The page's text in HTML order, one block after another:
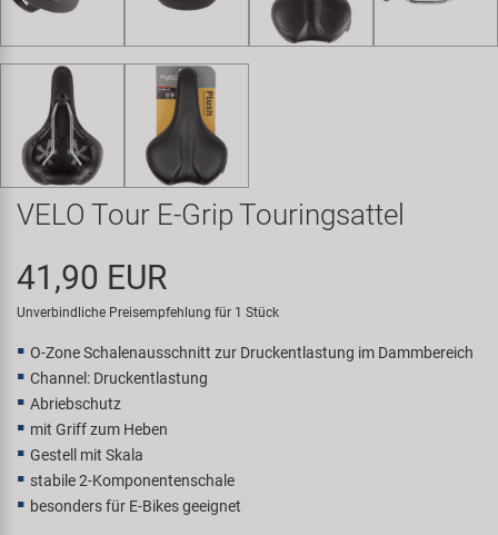
Samox
Smart
SRAM/RockShox
Super B
Velo
Markenübersicht
VELO Tour E-Grip Touringsattel
41,90 EUR
Unverbindliche Preisempfehlung für 1 Stück
O-Zone Schalenausschnitt zur Druckentlastung im Dammbereich
Channel: Druckentlastung
Abriebschutz
mit Griff zum Heben
Gestell mit Skala
stabile 2-Komponentenschale
besonders für E-Bikes geeignet